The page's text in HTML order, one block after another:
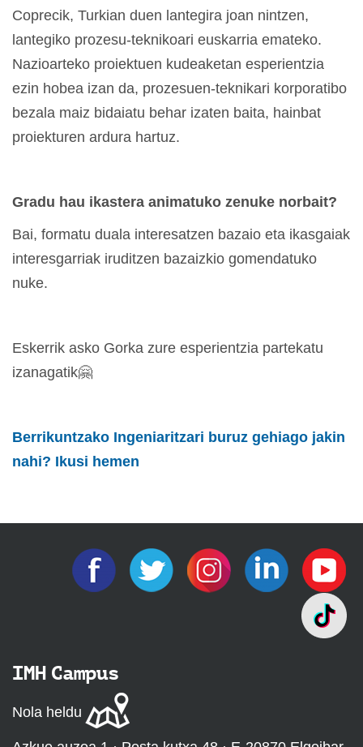
Coprecik, Turkian duen lantegira joan nintzen,
lantegiko prozesu-teknikoari euskarria emateko.
Nazioarteko proiektuen kudeaketan esperientzia
ezin hobea izan da, prozesuen-teknikari korporatibo
bezala maiz bidaiatu behar izaten baita, hainbat
proiekturen ardura hartuz.
Gradu hau ikastera animatuko zenuke norbait?
Bai, formatu duala interesatzen bazaio eta ikasgaiak
interesgarriak iruditzen bazaizkio gomendatuko
nuke.
Eskerrik asko Gorka zure esperientzia partekatu
izanagatik🤗
Berrikuntzako Ingeniaritzari buruz gehiago jakin
nahi? Ikusi hemen
IMH Campus
Nola heldu